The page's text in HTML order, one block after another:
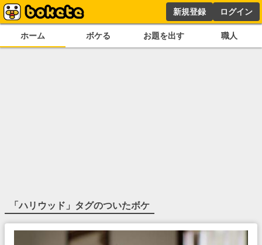
新規登録 ログイン
ホーム ボケる お題を出す 職人
「ハリウッド 」タグのついたボケ